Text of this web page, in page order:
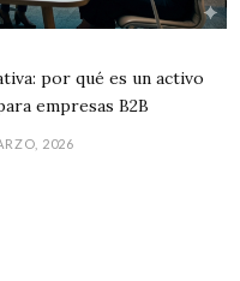
por qué es un activo
empresas B2B
2026